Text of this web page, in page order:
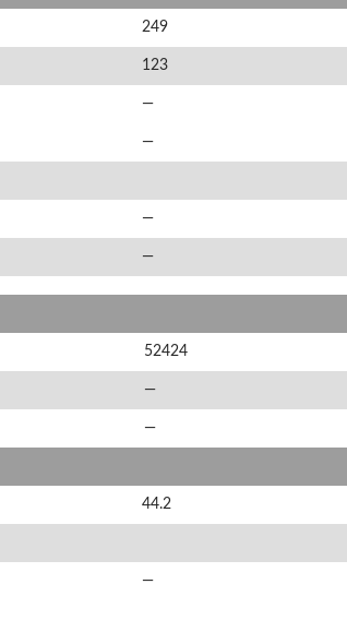
249
123
—
—
—
—
52424
—
—
44.2
—